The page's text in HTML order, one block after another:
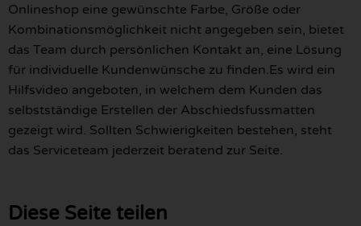
Onlineshop eine gewünschte Farbe, Größe oder
Kombinationsmöglichkeit nicht angegeben sein, bietet
das Team durch persönlichen Kontakt an, eine Lösung
für individuelle Kundenwünsche zu finden.Es wird ein
Hilfsvideo angeboten, in welchem dem Kunden das
selbstständige Erstellen der Abschiedsfussmatten
gezeigt wird. Sollten Schwierigkeiten bestehen, steht
das Serviceteam jederzeit beratend zur Seite.
Diese Seite teilen